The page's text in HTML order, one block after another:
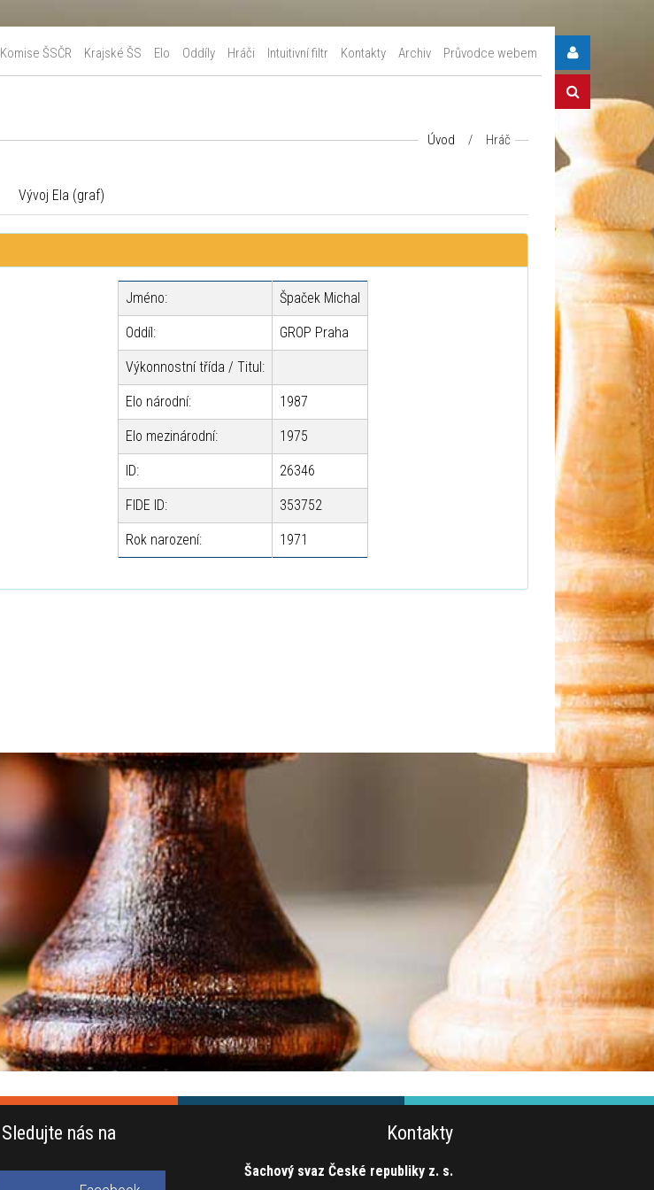
Komise ŠSČR Krajské ŠS Elo Oddíly Hráči Intuitivní filtr Kontakty Archiv Průvodce webem
Úvod / Hráč
Vývoj Ela (graf)
Jméno: Špaček Michal
Oddíl: GROP Praha
Výkonnostní třída / Titul:
Elo národní: 1987
Elo mezinárodní: 1975
ID: 26346
FIDE ID: 353752
Rok narození: 1971
Sledujte nás na Kontakty
Šachový svaz České republiky z. s.